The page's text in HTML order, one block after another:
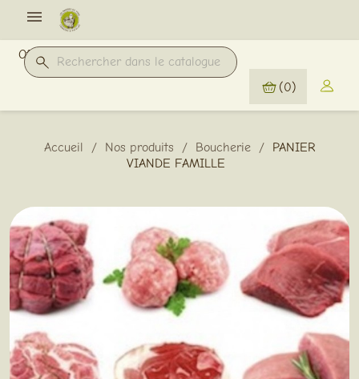

Offres Pro
(0)
Accueil Nos produits Boucherie
PANIER
VIANDE FAMILLE